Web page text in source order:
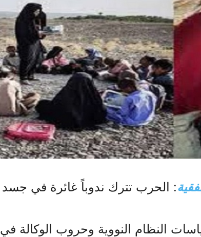
: الحرب تترك ندوباً غائرة في جسد
النظام النووية وحروب الوكالة في